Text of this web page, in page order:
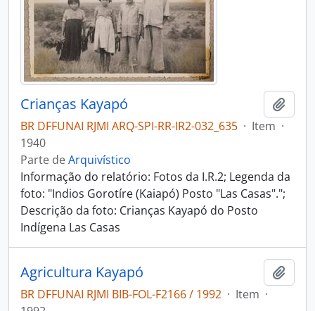
Crianças Kayapó
BR DFFUNAI RJMI ARQ-SPI-RR-IR2-032_635 · Item ·
1940
Parte deArquivístico
Informação do relatório: Fotos da I.R.2; Legenda da
foto: "Indios Gorotíre (Kaiapó) Posto "Las Casas".";
Descrição da foto: Crianças Kayapó do Posto
Indígena Las Casas
Agricultura Kayapó
BR DFFUNAI RJMI BIB-FOL-F2166 / 1992 · Item ·